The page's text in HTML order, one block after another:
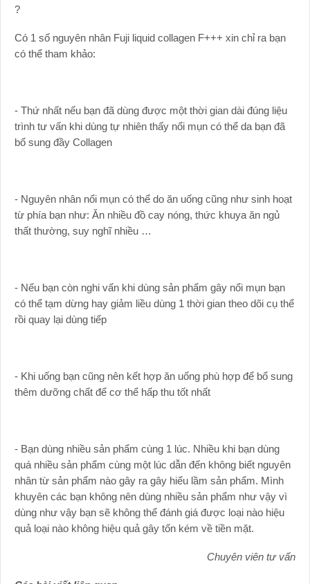
?
Có 1 số nguyên nhân Fuji liquid collagen F+++ xin chỉ ra bạn
có thể tham khảo:
- Thứ nhất nếu bạn đã dùng được một thời gian dài đúng liệu
trình tư vấn khi dùng tự nhiên thấy nổi mụn có thể da bạn đã
bổ sung đầy Collagen
- Nguyên nhân nổi mụn có thể do ăn uống cũng như sinh hoạt
từ phía bạn như: Ăn nhiều đồ cay nóng, thức khuya ăn ngủ
thất thường, suy nghĩ nhiều …
- Nếu bạn còn nghi vấn khi dùng sản phẩm gây nổi mụn bạn
có thể tạm dừng hay giảm liều dùng 1 thời gian theo dõi cụ thể
rồi quay lại dùng tiếp
- Khi uống bạn cũng nên kết hợp ăn uống phù hợp để bổ sung
thêm dưỡng chất để cơ thể hấp thu tốt nhất
- Bạn dùng nhiều sản phẩm cùng 1 lúc. Nhiều khi bạn dùng
quá nhiều sản phẩm cùng một lúc dẫn đến không biết nguyên
nhân từ sản phẩm nào gây ra gây hiểu lầm sản phẩm. Mình
khuyên các bạn không nên dùng nhiều sản phẩm như vậy vì
dùng như vậy bạn sẽ không thể đánh giá được loại nào hiệu
quả loại nào không hiệu quả gây tốn kém về tiền mặt.
Chuyên viên tư vấn